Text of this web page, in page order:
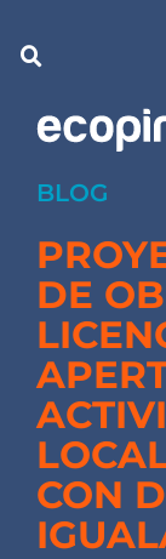
BLOG
DE
CON